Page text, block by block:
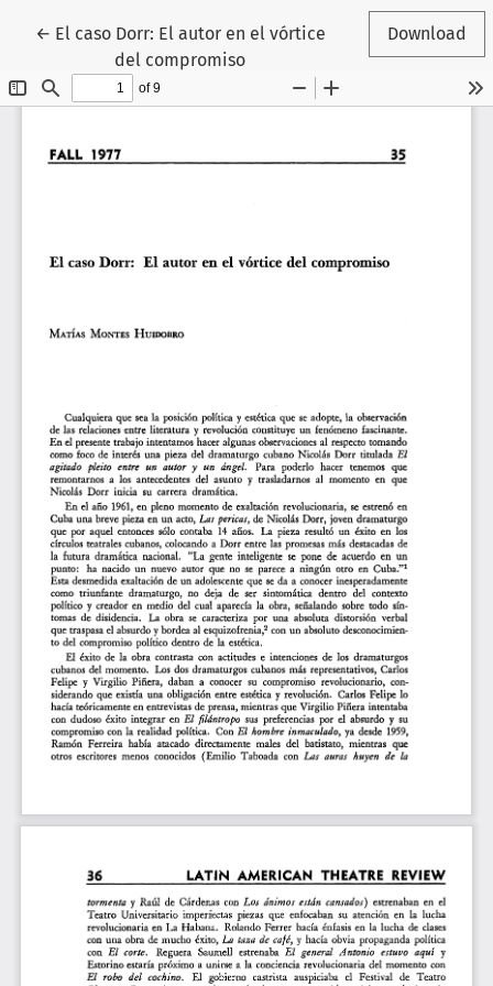
← Return to Article Details
El caso Dorr: El autor en el vórtice
del compromiso
Download